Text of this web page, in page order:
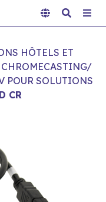
HÔTELS ET
POUR SOLUTIONS
CR